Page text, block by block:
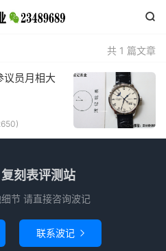

共 1 篇文章
议员月相大
刻表评测站
节 请直接咨询波记
联系波记 